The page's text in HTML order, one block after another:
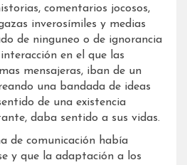
comentarios jocosos,
inverosímiles y medias
de ninguneo o de ignorancia
en el que las
mensajeras, iban de un
una bandada de ideas
de una existencia
daba sentido a sus vidas.
de comunicación había
y que la adaptación a los